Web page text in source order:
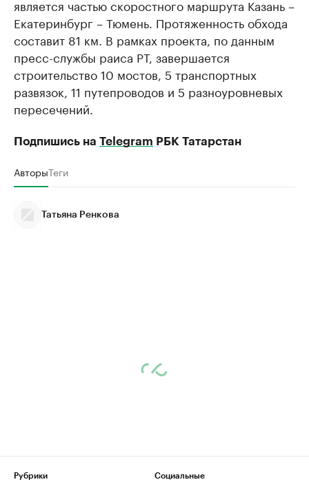
является частью скоростного маршрута Казань –
Екатеринбург – Тюмень. Протяженность обхода
составит 81 км. В рамках проекта, по данным
пресс-службы раиса РТ, завершается
строительство 10 мостов, 5 транспортных
развязок, 11 путепроводов и 5 разноуровневых
пересечений.
Подпишись на Telegram РБК Татарстан
АвторыТеги
Татьяна Ренкова
Рубрики
Социальные